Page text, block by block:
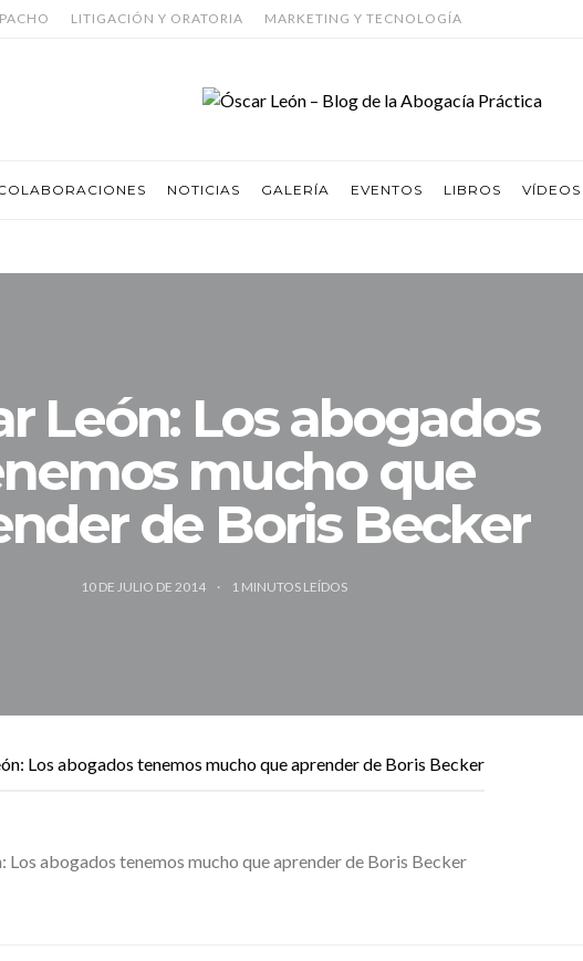
LITIGACIÓN Y ORATORIA MARKETING Y TECNOLOGÍA
NOTICIAS GALERÍA EVENTOS LIBROS VÍDEOS
León: Los abogados
mucho que
de Boris Becker
10 DE JULIO DE 2014 1 MINUTOS LEÍDOS
Los abogados tenemos mucho que aprender de Boris Becker